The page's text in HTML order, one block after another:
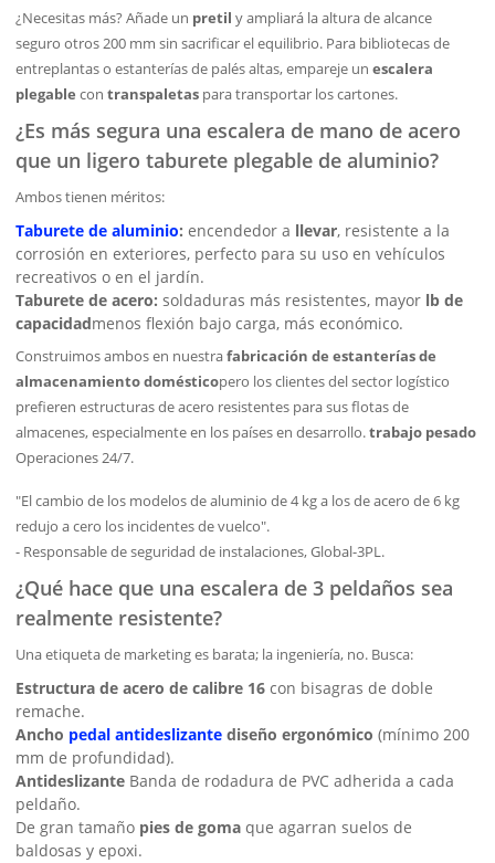
¿Necesitas más? Añade un pretil y ampliará la altura de alcance
seguro otros 200 mm sin sacrificar el equilibrio. Para bibliotecas de
entreplantas o estanterías de palés altas, empareje un escalera
plegable contranspaletas para transportar los cartones.
¿Es más segura una escalera de mano de acero
que un ligero taburete plegable de aluminio?
Ambos tienen méritos:
Taburete de aluminio: encendedor a llevar, resistente a la
corrosión en exteriores, perfecto para su uso en vehículos
recreativos o en el jardín.
Taburete de acero: soldaduras más resistentes, mayor lb de
capacidadmenos flexión bajo carga, más económico.
Construimos ambos en nuestrafabricación de estanterías de
almacenamiento domésticopero los clientes del sector logístico
prefieren estructuras de acero resistentes para sus flotas de
almacenes, especialmente en los países en desarrollo.trabajo pesado
Operaciones 24/7.
"El cambio de los modelos de aluminio de 4 kg a los de acero de 6 kg
redujo a cero los incidentes de vuelco".
- Responsable de seguridad de instalaciones, Global-3PL.
¿Qué hace que una escalera de 3 peldaños sea
realmente resistente?
Una etiqueta de marketing es barata; la ingeniería, no. Busca:
Estructura de acero de calibre 16 con bisagras de doble
remache.
Ancho pedal antideslizante diseño ergonómico (mínimo 200
mm de profundidad).
Antideslizante Banda de rodadura de PVC adherida a cada
peldaño.
De gran tamaño pies de goma que agarran suelos de
baldosas y epoxi.